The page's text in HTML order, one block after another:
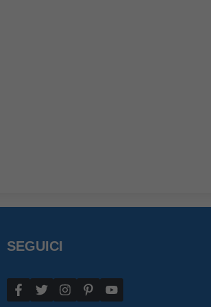
SEGUICI